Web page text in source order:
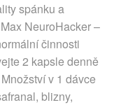
spánku a
NeuroHacker –
činnosti
2 kapsle denně
v 1 dávce
blizny,